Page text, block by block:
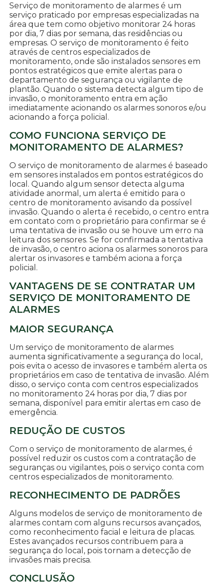
Serviço de monitoramento de alarmes é um
serviço praticado por empresas especializadas na
área que tem como objetivo monitorar 24 horas
por dia, 7 dias por semana, das residências ou
empresas. O serviço de monitoramento é feito
através de centros especializados de
monitoramento, onde são instalados sensores em
pontos estratégicos que emite alertas para o
departamento de segurança ou vigilante de
plantão. Quando o sistema detecta algum tipo de
invasão, o monitoramento entra em ação
imediatamente acionando os alarmes sonoros e/ou
acionando a força policial.
COMO FUNCIONA SERVIÇO DE
MONITORAMENTO DE ALARMES?
O serviço de monitoramento de alarmes é baseado
em sensores instalados em pontos estratégicos do
local. Quando algum sensor detecta alguma
atividade anormal, um alerta é emitido para o
centro de monitoramento avisando da possível
invasão. Quando o alerta é recebido, o centro entra
em contato com o proprietário para confirmar se é
uma tentativa de invasão ou se houve um erro na
leitura dos sensores. Se for confirmada a tentativa
de invasão, o centro aciona os alarmes sonoros para
alertar os invasores e também aciona a força
policial.
VANTAGENS DE SE CONTRATAR UM
SERVIÇO DE MONITORAMENTO DE
ALARMES
MAIOR SEGURANÇA
Um serviço de monitoramento de alarmes
aumenta significativamente a segurança do local,
pois evita o acesso de invasores e também alerta os
proprietários em caso de tentativa de invasão. Além
disso, o serviço conta com centros especializados
no monitoramento 24 horas por dia, 7 dias por
semana, disponível para emitir alertas em caso de
emergência.
REDUÇÃO DE CUSTOS
Com o serviço de monitoramento de alarmes, é
possível reduzir os custos com a contratação de
seguranças ou vigilantes, pois o serviço conta com
centros especializados de monitoramento.
RECONHECIMENTO DE PADRÕES
Alguns modelos de serviço de monitoramento de
alarmes contam com alguns recursos avançados,
como reconhecimento facial e leitura de placas.
Estes avançados recursos contribuem para a
segurança do local, pois tornam a detecção de
invasões mais precisa.
CONCLUSÃO